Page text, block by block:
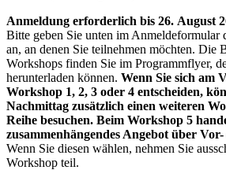
Anmeldung erforderlich bis 26. August
Bitte geben Sie unten im Anmeldeformular
an, an denen Sie teilnehmen möchten. Die
Workshops finden Sie im Programmflyer,
herunterladen können. Wenn Sie sich am
Workshop 1, 2, 3 oder 4 entscheiden,
Nachmittag zusätzlich einen weiteren
Reihe besuchen. Beim Workshop 5
zusammenhängendes Angebot über
Wenn Sie diesen wählen, nehmen Sie
Workshop teil.